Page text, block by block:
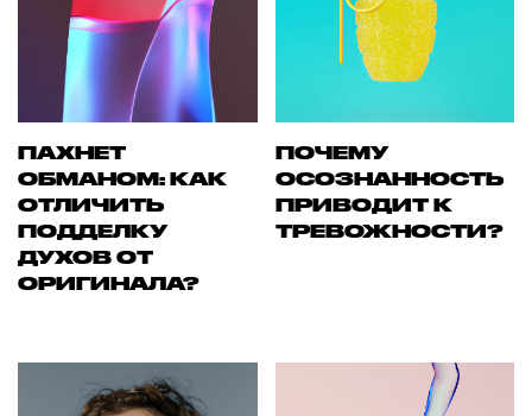
ПАХНЕТ
ОБМАНОМ: КАК
ОТЛИЧИТЬ
ПОДДЕЛКУ
ДУХОВ ОТ
ОРИГИНАЛА?
ПОЧЕМУ
ОСОЗНАННОСТЬ
ПРИВОДИТ К
ТРЕВОЖНОСТИ?